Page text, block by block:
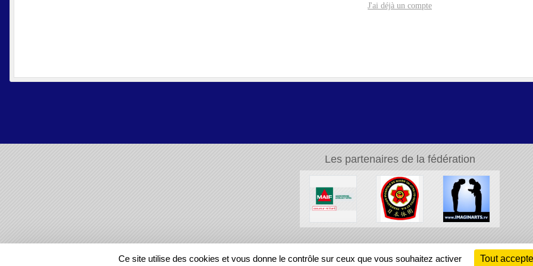
J'ai déjà un compte
Les partenaires de la fédération
REGIONS
Ce site utilise des cookies et vous donne le contrôle sur ceux que vous souhaitez activer Tout